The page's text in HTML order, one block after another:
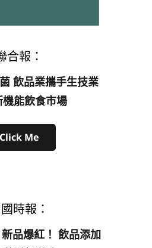
合報：
飲品業攜手生技業
能飲食市場
Click Me
時報：
新品爆紅！ 飲品添加